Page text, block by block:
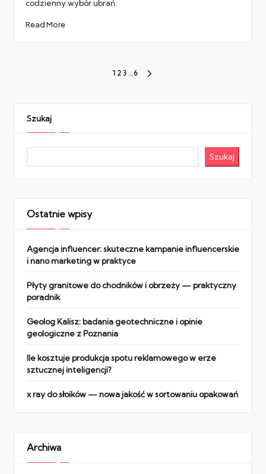
codzienny wybór ubrań.
Read More
Stronicowanie
1 2 3 … 6
Szukaj
Szukaj
Ostatnie wpisy
Agencja influencer: skuteczne kampanie influencerskie
i nano marketing w praktyce
Płyty granitowe do chodników i obrzeży — praktyczny
poradnik
Geolog Kalisz: badania geotechniczne i opinie
geologiczne z Poznania
Ile kosztuje produkcja spotu reklamowego w erze
sztucznej inteligencji?
x ray do słoików — nowa jakość w sortowaniu opakowań
Archiwa